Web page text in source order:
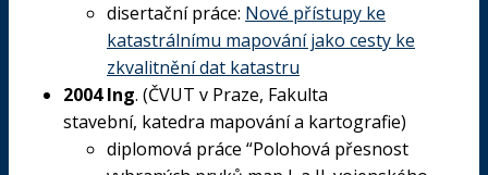
disertační práce: Nové přístupy ke
katastrálnímu mapování jako cesty ke
zkvalitnění dat katastru
2004 Ing. (ČVUT v Praze, Fakulta
stavební, katedra mapování a kartografie)
diplomová práce “Polohová přesnost